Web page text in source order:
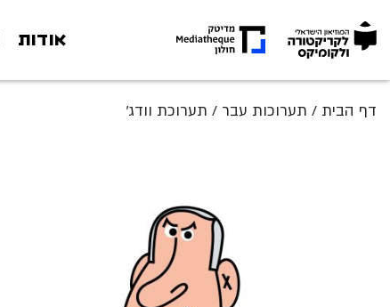
אודות
אודות
דף הבית / תערוכות עבר / תערוכת וודג'